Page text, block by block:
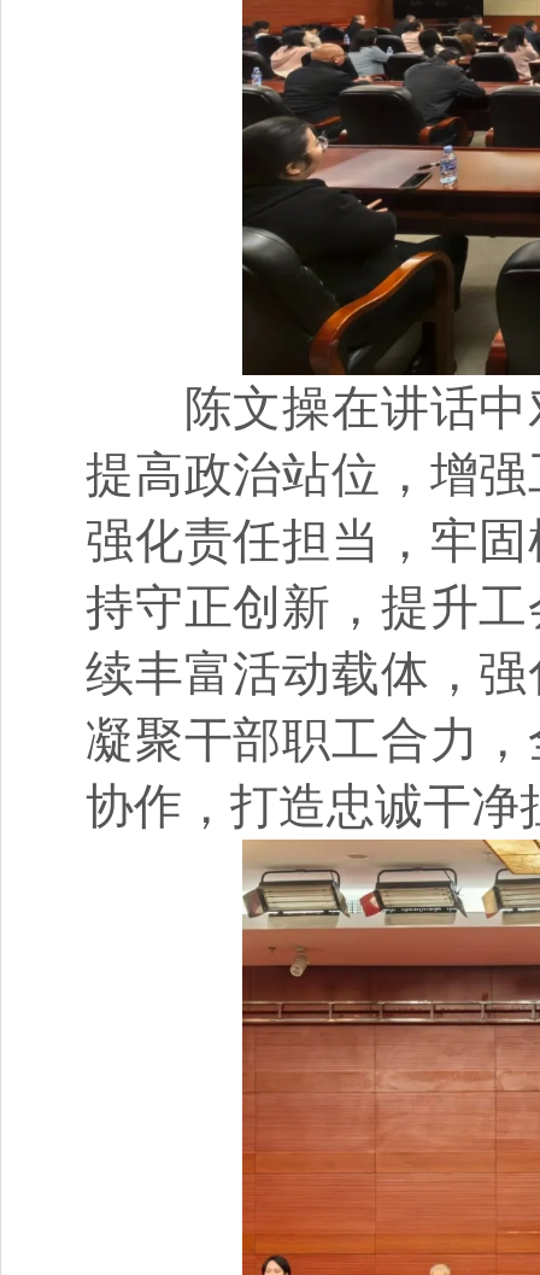
陈文操在讲话中
提高政治站位，增
强化责任担当，牢
持守正创新，提升
续丰富活动载体，
凝聚干部职工合力
协作，打造忠诚干净